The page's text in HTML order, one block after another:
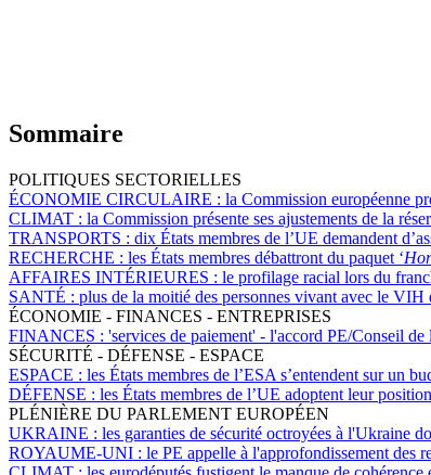
Sommaire
POLITIQUES SECTORIELLES
ÉCONOMIE CIRCULAIRE : la Commission européenne
CLIMAT : la Commission présente ses ajustements de la
TRANSPORTS : dix États membres de l’UE demandent
RECHERCHE : les États membres débattront du paquet ‘
AFFAIRES INTÉRIEURES : le profilage racial lors du
SANTÉ : plus de la moitié des personnes vivant avec le
ÉCONOMIE - FINANCES - ENTREPRISES
FINANCES : 'services de paiement' - l'accord PE/Conseil de
SÉCURITÉ - DÉFENSE - ESPACE
ESPACE : les États membres de l’ESA s’entendent sur un
DÉFENSE : les États membres de l’UE adoptent leur
PLÉNIÈRE DU PARLEMENT EUROPÉEN
UKRAINE : les garanties de sécurité octroyées à l'Ukraine
ROYAUME-UNI : le PE appelle à l'approfondissement des